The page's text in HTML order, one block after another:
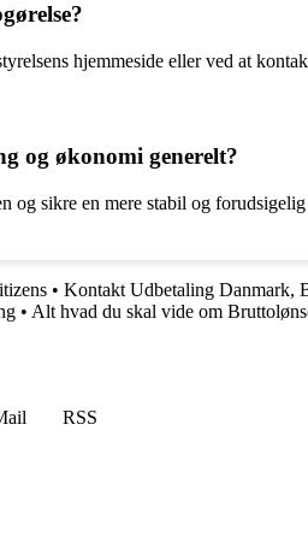
hjemmeside eller ved at
og økonomi generelt?
og sikre en mere stabil og
• Kontakt Udbetaling Danmark,
• Alt hvad du skal vide om
RSS